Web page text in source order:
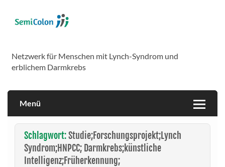
content
Netzwerk für Menschen mit Lynch-Syndrom und
erblichem Darmkrebs
Menü
Schlagwort:Studie;Forschungsprojekt;Lynch
Syndrom;HNPCC; Darmkrebs;künstliche
Intelligenz;Früherkennung;